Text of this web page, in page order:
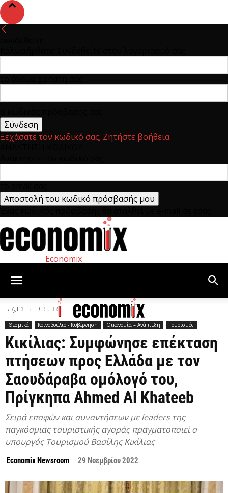
Ξεχάσατε τον κωδικό σας; Ζητήστε βοήθεια
Economix
Αρχική Θεσμικά
Θεσμικά Κοινοβούλιο - Κυβέρνηση Οικονομία – Ανάπτυξη Τουρισμός
Κικίλιας: Συμφώνησε επέκταση
πτήσεων προς Ελλάδα με τον
Σαουδάραβα ομόλογό του,
Πρίγκηπα Ahmed Al Khateeb
Σειρά επαφών και συναντήσεων με leaders της
παγκόσμιας τουριστικής αγοράς πραγματοποιεί ο
υπουργός Τουρισμού Βασίλης Κικίλιας
Economix Newsroom 29 Νοεμβρίου 2022